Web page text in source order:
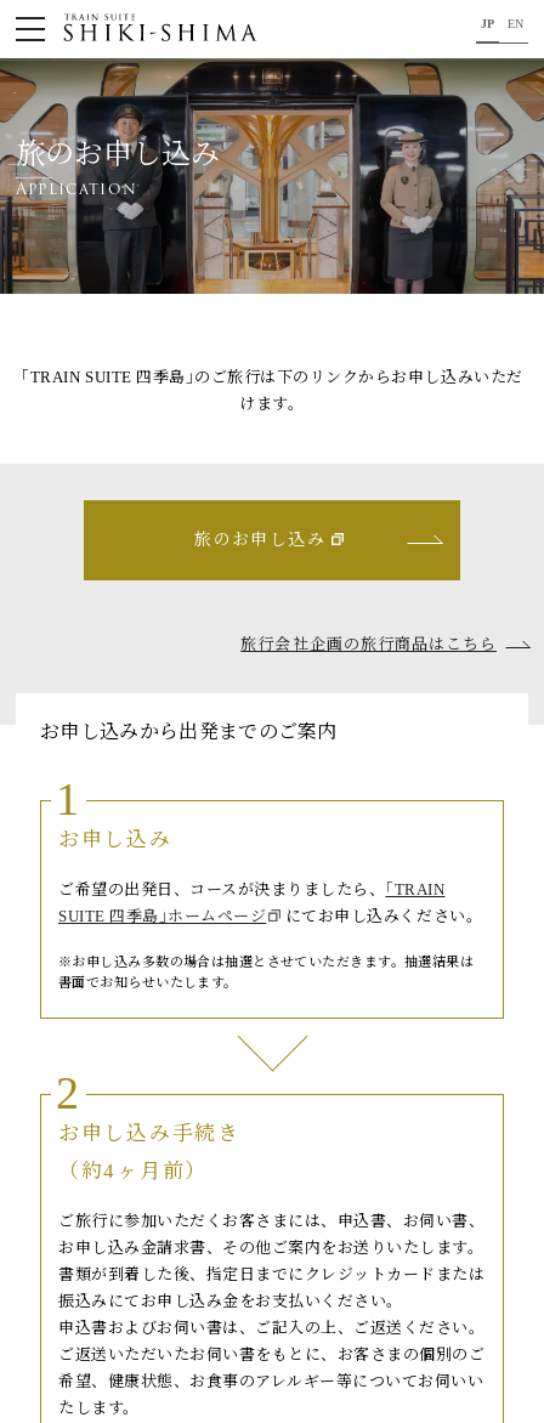
JP EN
HOME
車内のご紹介
旅の行程のご紹介
パンフレット・旅のお申し込み
オリジナル商品のご案内
「TRAIN SUITE 四季島」に安心してご乗車いただくために
旅のお申し込み
Application
｢TRAIN SUITE 四季島｣のご旅行は下のリンクからお申し込みいただ
けます。
旅のお申し込み
旅行会社企画の旅行商品はこちら
お申し込みから出発までのご案内
1
お申し込み
ご希望の出発日、コースが決まりましたら、
｢TRAIN
SUITE 四季島｣ホームページ
にてお申し込みください。
お申し込み多数の場合は抽選とさせていただきます。抽選結果は
書面でお知らせいたします。
2
お申し込み手続き
（約4ヶ月前）
ご旅行に参加いただくお客さまには、申込書、お伺い書、
お申し込み金請求書、その他ご案内をお送りいたします。
書類が到着した後、指定日までにクレジットカードまたは
振込みにてお申し込み金をお支払いください。
申込書およびお伺い書は、ご記入の上、ご返送ください。
ご返送いただいたお伺い書をもとに、お客さまの個別のご
希望、健康状態、お食事のアレルギー等についてお伺いい
たします。